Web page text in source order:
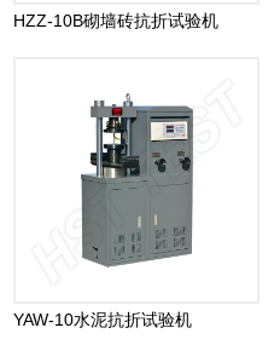
HZZ-10B砌墙砖抗折试验机
YAW-10水泥抗折试验机